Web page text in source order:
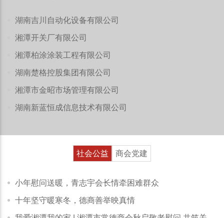
湖南吉川自动化设备有限公司
湘潭开关厂有限公司
湘潭柏涂涂装工程有限公司
湖南楚格控股集团有限公司
湘潭市金昭市场管理有限公司
湖南新蓝恒成信息技术有限公司
社会公益 商会党建
小年慰问送暖，青志宇会长情牵困难群众
十年坚守暖寒冬，德商善举映真情